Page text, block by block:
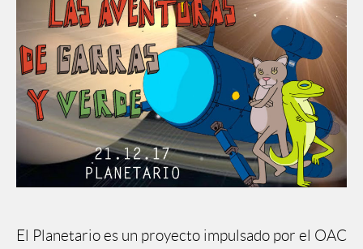
El Planetario es un proyecto impulsado por el OAC